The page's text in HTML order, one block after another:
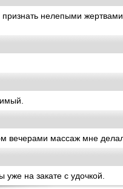
нелепыми
вечерами массаж мне
на закате с удочкой.